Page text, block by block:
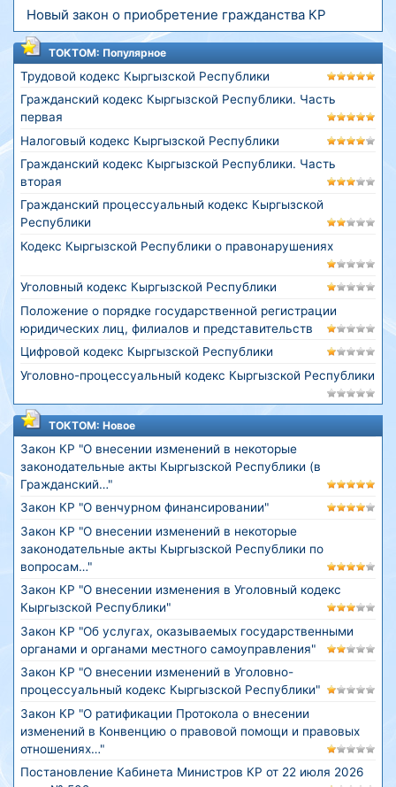
Новый закон о приобретение гражданства КР
ТОКТОМ: Популярное
Трудовой кодекс Кыргызской Республики
Гражданский кодекс Кыргызской Республики. Часть
первая
Налоговый кодекс Кыргызской Республики
Гражданский кодекс Кыргызской Республики. Часть
вторая
Гражданский процессуальный кодекс Кыргызской
Республики
Кодекс Кыргызской Республики о правонарушениях
Уголовный кодекс Кыргызской Республики
Положение о порядке государственной регистрации
юридических лиц, филиалов и представительств
Цифровой кодекс Кыргызской Республики
Уголовно-процессуальный кодекс Кыргызской Республики
ТОКТОМ: Новое
Закон КР "О внесении изменений в некоторые
законодательные акты Кыргызской Республики (в
Гражданский…"
Закон КР "О венчурном финансировании"
Закон КР "О внесении изменений в некоторые
законодательные акты Кыргызской Республики по
вопросам…"
Закон КР "О внесении изменения в Уголовный кодекс
Кыргызской Республики"
Закон КР "Об услугах, оказываемых государственными
органами и органами местного самоуправления"
Закон КР "О внесении изменений в Уголовно-
процессуальный кодекс Кыргызской Республики"
Закон КР "О ратификации Протокола о внесении
изменений в Конвенцию о правовой помощи и правовых
отношениях…"
Постановление Кабинета Министров КР от 22 июля 2026